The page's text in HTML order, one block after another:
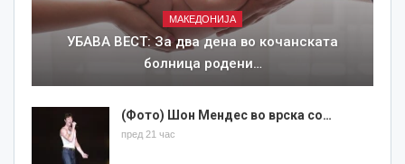
МАКЕДОНИЈА
УБАВА ВЕСТ: За два дена во кочанската
болница родени…
(Фото) Шон Мендес во врска со…
пред 21 час